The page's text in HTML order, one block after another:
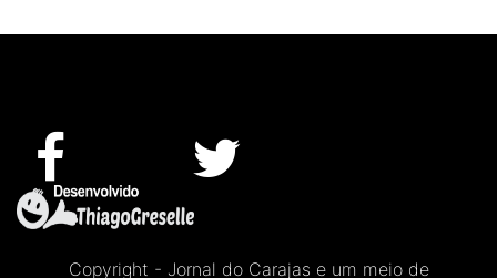
Copyright - Jornal do Carajas e um meio de